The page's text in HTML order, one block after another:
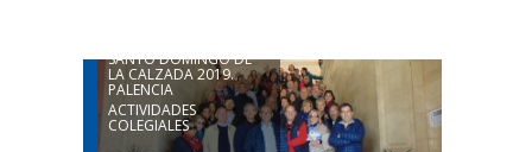
SANTO DOMINGO DE
LA CALZADA 2019.
PALENCIA
ACTIVIDADES
COLEGIALES